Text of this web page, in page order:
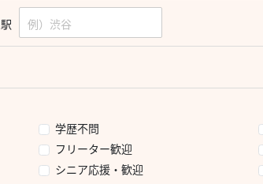
駅
学歴不問
フリーター歓迎
シニア応援・歓迎